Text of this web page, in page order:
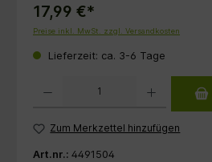
17,99 €*
Preise inkl. MwSt. zzgl. Versandkosten
Lieferzeit: ca. 3-6 Tage
Zum Merkzettel hinzufügen
Art.nr.: 4491504